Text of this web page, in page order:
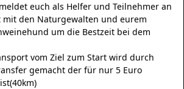
euch als Helfer und Teilnehmer an
mit den Naturgewalten und eurem
um die Bestzeit bei dem
vom Ziel zum Start wird durch
gemacht der für nur 5 Euro